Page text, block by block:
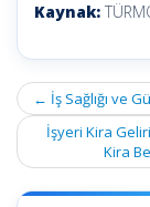
Kaynak:
Post
navigation
← İş Sağlığı ve
İşyeri Kira
Kira